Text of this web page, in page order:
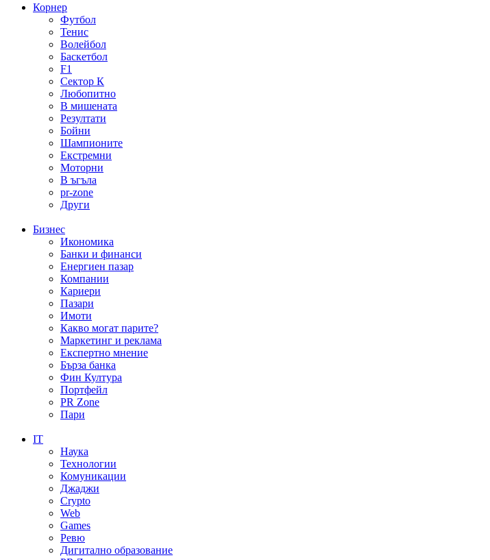
Корнер
Футбол
Тенис
Волейбол
Баскетбол
F1
Сектор К
Любопитно
В мишената
Резултати
Бойни
Шампионите
Екстремни
Моторни
В ъгъла
pr-zone
Други
Бизнес
Икономика
Банки и финанси
Енергиен пазар
Компании
Кариери
Пазари
Имоти
Какво могат парите?
Маркетинг и реклама
Експертно мнение
Бърза банка
Фин Култура
Портфейл
PR Zone
Пари
IT
Наука
Технологии
Комуникации
Джаджи
Crypto
Web
Games
Ревю
Дигитално образование